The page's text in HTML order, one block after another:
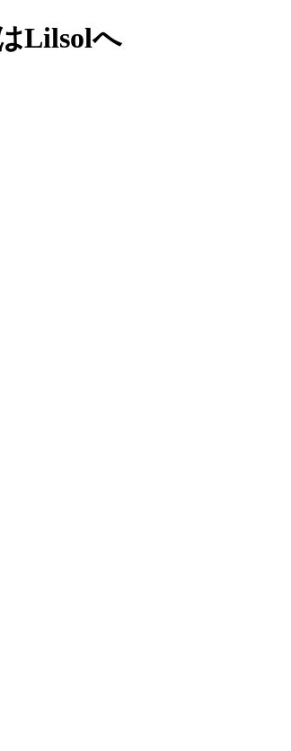
Lilsolへ